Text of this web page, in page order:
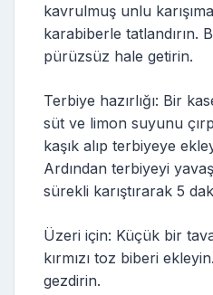
kavrulmuş unlu
karabiberle tatlandırın.
pürüzsüz hale getirin.
Terbiye hazırlığı: Bir
süt ve limon suyunu
kaşık alıp terbiyeye
Ardından terbiyeyi
sürekli karıştırarak 5
Üzeri için: Küçük bir
kırmızı toz biberi
gezdirin.